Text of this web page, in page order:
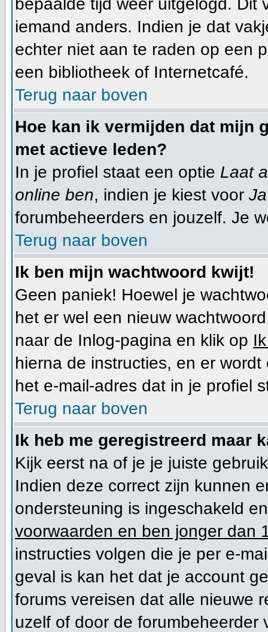
iemand anders. Indien je dat
echter niet aan te raden op een
een bibliotheek of Internetcafé.
Terug naar boven
Hoe kan ik vermijden dat mijn
met actieve leden?
In je profiel staat een optie Laat
online ben, indien je kiest voor Ja
forumbeheerders en jouzelf. Je
Terug naar boven
Ik ben mijn wachtwoord kwijt!
Geen paniek! Hoewel je
het er wel een nieuw
naar de Inlog-pagina en klik op
hierna de instructies, en er
het e-mail-adres dat in je profiel
Terug naar boven
Ik heb me geregistreerd maar
Kijk eerst na of je je juiste
Indien deze correct zijn kunnen
ondersteuning is ingeschakeld
voorwaarden en ben jonger dan
instructies volgen die je per e-
geval is kan het dat je account
forums vereisen dat alle nieuwe
uzelf of door de forumbeheerder